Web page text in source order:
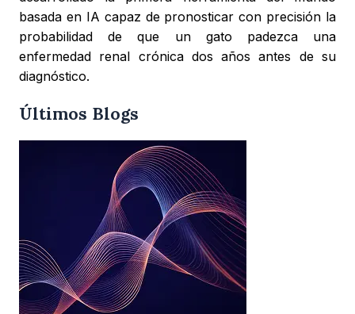
basada en IA capaz de pronosticar con precisión la
probabilidad de que un gato padezca una
enfermedad renal crónica dos años antes de su
diagnóstico.
Últimos Blogs